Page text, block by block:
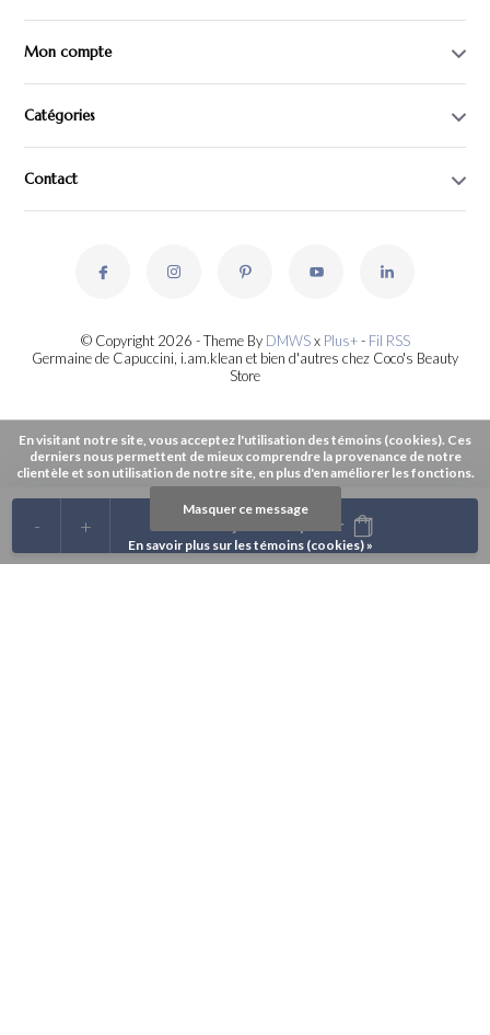
+
- Ajouter au panier
Mon compte
Catégories
Contact
© Copyright 2026 - Theme By DMWSx Plus+- Fil RSS
Germaine de Capuccini, i.am.klean et bien d'autres chez Coco's Beauty
Store
En visitant notre site, vous acceptez l'utilisation des témoins (cookies). Ces
derniers nous permettent de mieux comprendre la provenance de notre
clientèle et son utilisation de notre site, en plus d'en améliorer les fonctions.
Masquer ce message
En savoir plus sur les témoins (cookies) »